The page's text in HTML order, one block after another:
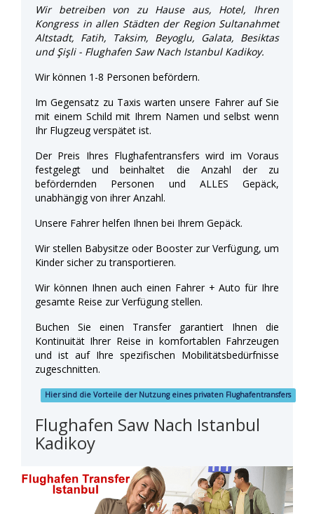
Wir betreiben von zu Hause aus, Hotel, Ihren
Kongress in allen Städten der Region Sultanahmet
Altstadt, Fatih, Taksim, Beyoglu, Galata, Besiktas
und Şişli - Flughafen Saw Nach Istanbul Kadikoy.
Wir können 1-8 Personen befördern.
Im Gegensatz zu Taxis warten unsere Fahrer auf Sie
mit einem Schild mit Ihrem Namen und selbst wenn
Ihr Flugzeug verspätet ist.
Der Preis Ihres Flughafentransfers wird im Voraus
festgelegt und beinhaltet die Anzahl der zu
befördernden Personen und ALLES Gepäck,
unabhängig von ihrer Anzahl.
Unsere Fahrer helfen Ihnen bei Ihrem Gepäck.
Wir stellen Babysitze oder Booster zur Verfügung, um
Kinder sicher zu transportieren.
Wir können Ihnen auch einen Fahrer + Auto für Ihre
gesamte Reise zur Verfügung stellen.
Buchen Sie einen Transfer garantiert Ihnen die
Kontinuität Ihrer Reise in komfortablen Fahrzeugen
und ist auf Ihre spezifischen Mobilitätsbedürfnisse
zugeschnitten.
Hier sind die Vorteile der Nutzung eines privaten Flughafentransfers
Flughafen Saw Nach Istanbul
Kadikoy